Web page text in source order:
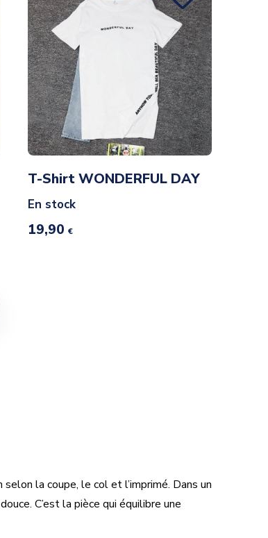
T-Shirt WONDERFUL DAY
En stock
19,90 €
la coupe, le col et l’imprimé. Dans un
C’est la pièce qui équilibre une